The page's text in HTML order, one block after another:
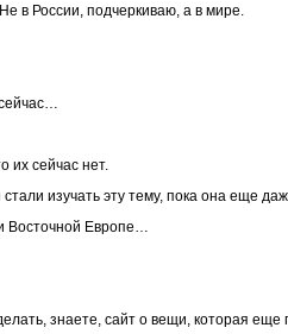
в России, подчеркиваю, а в мире.
их сейчас нет.
изучать эту тему, пока она еще
Восточной Европе…
знаете, сайт о вещи, которая еще